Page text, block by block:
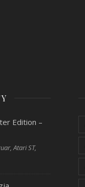
Edition –
Atari ST,